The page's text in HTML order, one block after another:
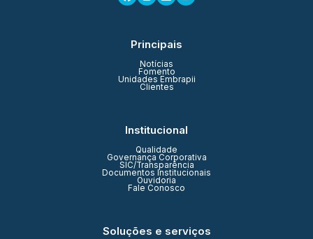
Principais
Notícias
Fomento
Unidades Embrapii
Clientes
Institucional
Qualidade
Governança Corporativa
SIC/Transparência
Documentos Institucionais
Ouvidoria
Fale Conosco
Soluções e serviços